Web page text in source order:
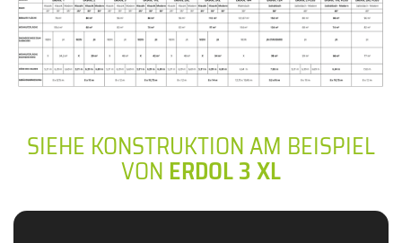
SIEHE KONSTRUKTION AM BEISPIEL
VONERDOL 3 XL